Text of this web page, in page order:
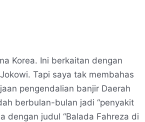
Korea. Ini berkaitan dengan
Tapi saya tak membahas
pengendalian banjir Daerah
berbulan-bulan jadi “penyakit
dengan judul “Balada Fahreza di